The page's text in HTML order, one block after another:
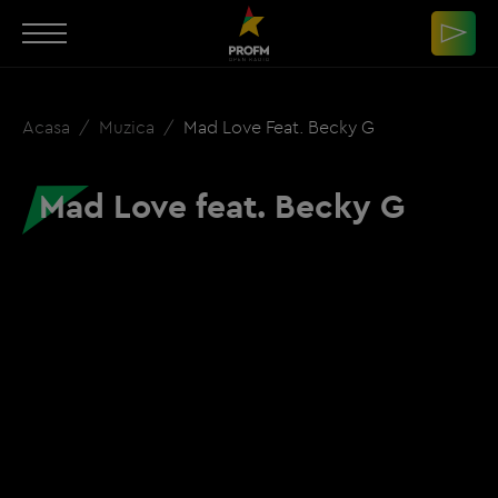
Acasa Muzica Mad Love Feat. Becky G
Mad Love feat. Becky G